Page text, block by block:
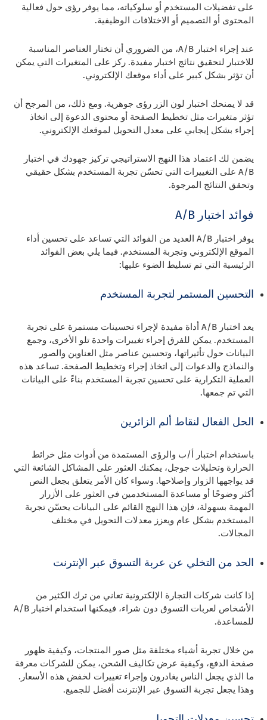
على تفضيلات المستخدم أو سلوكياته، مما يوفر رؤى حول فعالية
المحتوى أو التصميم أو الاختلافات الوظيفية.
عند إجراء اختبار A/B، من الضروري أن تختار العناصر المناسبة
للاختبار لتحقيق نتائج اختبار مفيدة. ركز على المتغيرات التي يمكن
أن تؤثر بشكل كبير على أداء موقعك الإلكتروني.
قد لا يمنحك اختبار لون الزر رؤى جوهرية. ومع ذلك، من المرجح أن
تؤثر متغيرات مثل تخطيط الصفحة أو محتوى الدعوة إلى اتخاذ
إجراء بشكل إيجابي على معدل التحويل لموقعك الإلكتروني.
يضمن لك اعتماد هذا النهج الاستراتيجي تركيز جهودك في اختبار
A/B على التغييرات التي تحسّن تجربة المستخدم بشكل حقيقي
وتحقق النتائج المرجوة.
فوائد اختبار A/B
يوفر اختبار A/B العديد من الفوائد التي تساعد على تحسين أداء
الموقع الإلكتروني وتجربة المستخدم. فيما يلي بعض الفوائد
الرئيسية التي تم تسليط الضوء عليها:
التحسين المستمر لتجربة المستخدم
يعد اختبار A/B أداة مفيدة لإجراء تحسينات مستمرة على تجربة
المستخدم. يمكن للفرق إجراء تغييرات واحدة تلو الأخرى، وجمع
البيانات حول تأثيراتها، وتحسين عناصر مثل العناوين والصور
والنماذج والدعوات إلى اتخاذ إجراء وتخطيط الصفحة. تساعد هذه
العملية التكرارية على تحسين تجربة المستخدم بناءً على البيانات
التي تم جمعها.
الحل الفعال لنقاط ألم الزائرين
باستخدام اختبار أ/ب والرؤى المستمدة من أدوات مثل خرائط
الحرارة وتحليلات جوجل، يمكنك العثور على المشاكل الشائعة التي
قد يواجهها الزوار وإصلاحها. وسواء كان الأمر يتعلق بجعل النص
أكثر وضوحًا أو مساعدة المستخدمين في العثور على الأزرار
المهمة بسهولة، فإن هذا النهج القائم على البيانات يحسّن تجربة
المستخدم بشكل عام ويعزز معدلات التحويل في مختلف
المجالات.
الحد من التخلي عن عربة التسوق عبر الإنترنت
إذا كانت شركات التجارة الإلكترونية تعاني من ترك الكثير من
الأشخاص لعربات التسوق دون شراء، فيمكنها استخدام اختبار A/B
للمساعدة.
من خلال تجربة أشياء مختلفة مثل صور المنتجات، وكيفية ظهور
صفحة الدفع، وكيفية عرض تكاليف الشحن، يمكن للشركات معرفة
ما الذي يجعل الناس يغادرون وإجراء تغييرات لخفض هذه الأسعار.
وهذا يجعل تجربة التسوق عبر الإنترنت أفضل للجميع.